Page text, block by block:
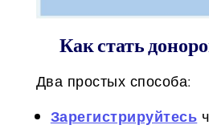
Как стать
Два простых способа:
Зарегистрируйтесь